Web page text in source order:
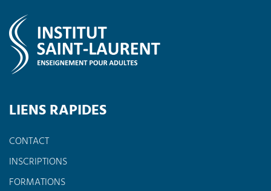
LIENS RAPIDES
CONTACT
INSCRIPTIONS
FORMATIONS